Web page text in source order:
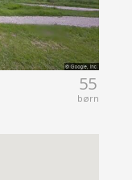
55
børn